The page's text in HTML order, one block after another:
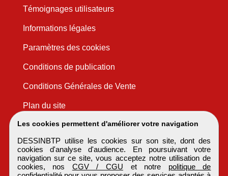
Les cookies permettent d'améliorer votre navigation
DESSINBTP utilise les cookies sur son site, dont des
cookies d'analyse d'audience. En poursuivant votre
navigation sur ce site, vous acceptez notre utilisation de
cookies, nos CGV / CGU et notre politique de
Témoignages utilisateurs
Informations légales
Paramètres des cookies
Conditions de publication
Conditions Générales de Vente
Plan du site